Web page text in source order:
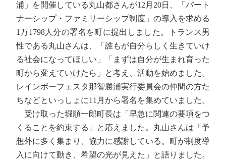
浦」を開催している丸山都さんが12月20日、「パート
ナーシップ・ファミリーシップ制度」の導入を求める
1万1798人分の署名を町に提出しました。トランス男
性である丸山さんは、「誰もが自分らしく生きていけ
る社会になってほしい」「まずは自分が生まれ育った
町から変えていけたら」と考え、活動を始めました。
レインボーフェスタ那智勝浦実行委員会の仲間の方た
ちなどといっしょに11月から署名を集めていました。
受け取った堀順一郎町長は「早急に関連の要項をつ
くることを約束する」と応えました。丸山さんは「予
想外に多く集まり、協力に感謝している。町が制度導
入に向けて動き、希望の光が見えた」と語りました。